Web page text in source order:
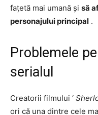
fațetă mai umană și să
personajului principal .
Problemele
serialul
Creatorii filmului ‘
ori că una dintre cele